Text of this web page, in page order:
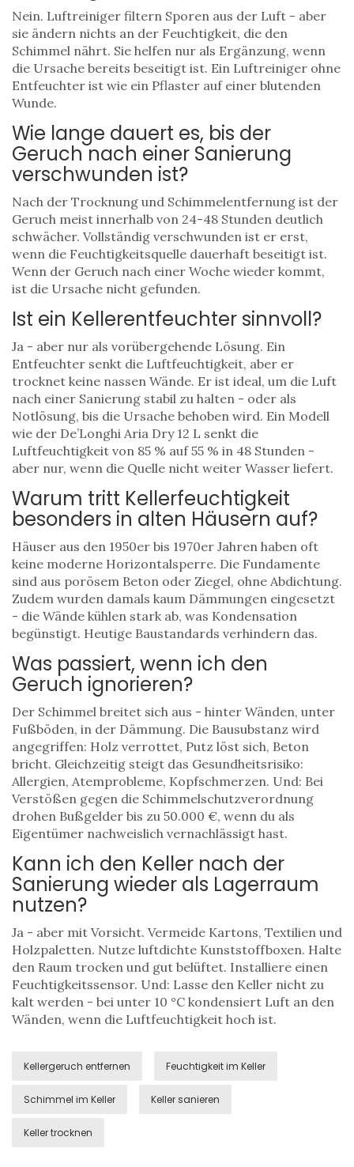
Nein. Luftreiniger filtern Sporen aus der Luft - aber
sie ändern nichts an der Feuchtigkeit, die den
Schimmel nährt. Sie helfen nur als Ergänzung, wenn
die Ursache bereits beseitigt ist. Ein Luftreiniger ohne
Entfeuchter ist wie ein Pflaster auf einer blutenden
Wunde.
Wie lange dauert es, bis der
Geruch nach einer Sanierung
verschwunden ist?
Nach der Trocknung und Schimmelentfernung ist der
Geruch meist innerhalb von 24-48 Stunden deutlich
schwächer. Vollständig verschwunden ist er erst,
wenn die Feuchtigkeitsquelle dauerhaft beseitigt ist.
Wenn der Geruch nach einer Woche wieder kommt,
ist die Ursache nicht gefunden.
Ist ein Kellerentfeuchter sinnvoll?
Ja - aber nur als vorübergehende Lösung. Ein
Entfeuchter senkt die Luftfeuchtigkeit, aber er
trocknet keine nassen Wände. Er ist ideal, um die Luft
nach einer Sanierung stabil zu halten - oder als
Notlösung, bis die Ursache behoben wird. Ein Modell
wie der De’Longhi Aria Dry 12 L senkt die
Luftfeuchtigkeit von 85 % auf 55 % in 48 Stunden -
aber nur, wenn die Quelle nicht weiter Wasser liefert.
Warum tritt Kellerfeuchtigkeit
besonders in alten Häusern auf?
Häuser aus den 1950er bis 1970er Jahren haben oft
keine moderne Horizontalsperre. Die Fundamente
sind aus porösem Beton oder Ziegel, ohne Abdichtung.
Zudem wurden damals kaum Dämmungen eingesetzt
- die Wände kühlen stark ab, was Kondensation
begünstigt. Heutige Baustandards verhindern das.
Was passiert, wenn ich den
Geruch ignorieren?
Der Schimmel breitet sich aus - hinter Wänden, unter
Fußböden, in der Dämmung. Die Bausubstanz wird
angegriffen: Holz verrottet, Putz löst sich, Beton
bricht. Gleichzeitig steigt das Gesundheitsrisiko:
Allergien, Atemprobleme, Kopfschmerzen. Und: Bei
Verstößen gegen die Schimmelschutzverordnung
drohen Bußgelder bis zu 50.000 €, wenn du als
Eigentümer nachweislich vernachlässigt hast.
Kann ich den Keller nach der
Sanierung wieder als Lagerraum
nutzen?
Ja - aber mit Vorsicht. Vermeide Kartons, Textilien und
Holzpaletten. Nutze luftdichte Kunststoffboxen. Halte
den Raum trocken und gut belüftet. Installiere einen
Feuchtigkeitssensor. Und: Lasse den Keller nicht zu
kalt werden - bei unter 10 °C kondensiert Luft an den
Wänden, wenn die Luftfeuchtigkeit hoch ist.
Kellergeruch entfernen Feuchtigkeit im Keller
Schimmel im Keller Keller sanieren
Keller trocknen